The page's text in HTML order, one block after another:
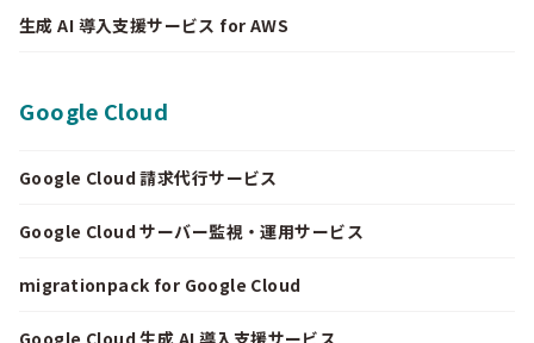
生成 AI 導入支援サービス for AWS
Google Cloud
Google Cloud 請求代行サービス
Google Cloud サーバー監視・運用サービス
migrationpack for Google Cloud